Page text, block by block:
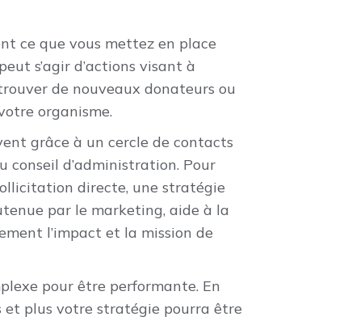
ce que vous mettez en place
s’agir d’actions visant à
de nouveaux donateurs ou
organisme.
grâce à un cercle de contacts
conseil d’administration. Pour
directe, une stratégie
par le marketing, aide à la
l’impact et la mission de
pour être performante. En
et plus votre stratégie pourra être